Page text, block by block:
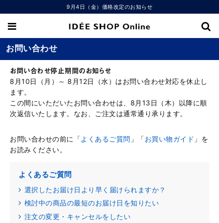
9月4日（金）価格改定のお知らせ
お問い合わせ
お問い合わせ停止期間のお知らせ
8月10日（月）～ 8月12日（水）はお問い合わせ対応を休止し
ます。
この間にいただいたお問い合わせは、8月13日（木）以降に順
次返信いたします。なお、ご注文は通常通り承ります。
お問い合わせの前に「よくあるご質問 」「お買い物ガイド 」を
お読みください。
よくあるご質問
選択したお届け日より早く届けられますか？
検討中の商品の最短のお届け日を知りたい
注文の変更・キャンセルをしたい